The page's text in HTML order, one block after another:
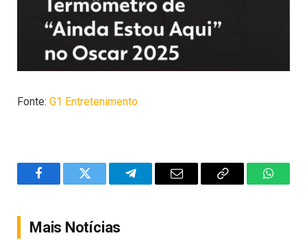
Fonte: G1 Entretenimento
FacebookTwitter TelegramEmail
Copy
Mais Notícias